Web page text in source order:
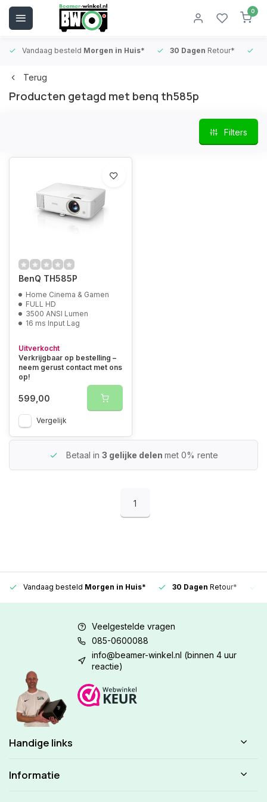
0
Vandaag besteld Morgen in Huis* 30 Dagen Retour*
Terug
Producten getagd met benq th585p
Filters
BenQ TH585P
Home Cinema & Gamen
FULL HD
3500 ANSI Lumen
16 ms Input Lag
Uitverkocht
Verkrijgbaar op bestelling –
neem gerust contact met ons
op!
599,00
Vergelijk
Betaal in 3 gelijke delen met 0% rente
1
Vandaag besteld Morgen in Huis* 30 Dagen Retour*
Veelgestelde vragen
085-0600088
info@beamer-winkel.nl (binnen 4 uur
reactie)
Handige links
Informatie